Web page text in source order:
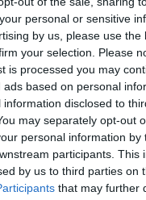
personal or sensitive
by us, please use the
your selection. Please
is processed you may
ads based on personal
information disclosed to
may separately opt-out
personal information by
participants. This
by us to third parties on
that may further